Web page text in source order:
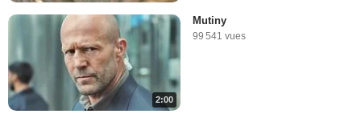
2:00
Mutiny
99 541 vues